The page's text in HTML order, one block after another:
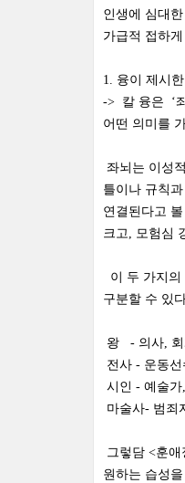
인생에 심대
가급적 접하
1. 융이 제시
-> 칼 융은 ‘
어떤 의미를
좌뇌는 이성
틀이나 규칙
연결된다고
크고, 모험심
이 두 가지의
구분할 수 있
왕 - 의사, 회
전사 - 운동
시인 - 예술가
마술사- 범죄
그렇담 <훈
원하는 습성